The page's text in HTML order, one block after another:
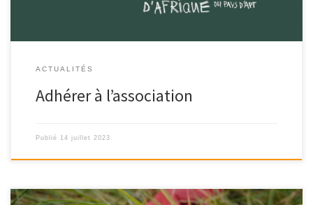
ACTUALITÉS
Adhérer à l’association
Publié 14 juillet 2023